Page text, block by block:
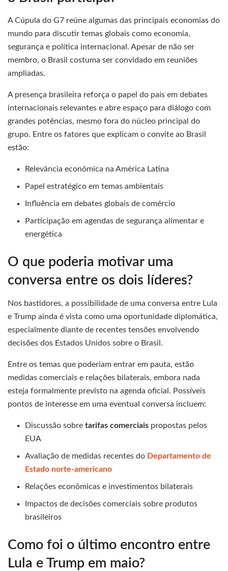
A Cúpula do G7 reúne algumas das principais economias do
mundo para discutir temas globais como economia,
segurança e política internacional. Apesar de não ser
membro, o Brasil costuma ser convidado em reuniões
ampliadas.
A presença brasileira reforça o papel do país em debates
internacionais relevantes e abre espaço para diálogo com
grandes potências, mesmo fora do núcleo principal do
grupo. Entre os fatores que explicam o convite ao Brasil
estão:
Relevância econômica na América Latina
Papel estratégico em temas ambientais
Influência em debates globais de comércio
Participação em agendas de segurança alimentar e
energética
O que poderia motivar uma
conversa entre os dois líderes?
Nos bastidores, a possibilidade de uma conversa entre Lula
e Trump ainda é vista como uma oportunidade diplomática,
especialmente diante de recentes tensões envolvendo
decisões dos Estados Unidos sobre o Brasil.
Entre os temas que poderiam entrar em pauta, estão
medidas comerciais e relações bilaterais, embora nada
esteja formalmente previsto na agenda oficial. Possíveis
pontos de interesse em uma eventual conversa incluem:
Discussão sobretarifas comerciais propostas pelos
EUA
Avaliação de medidas recentes do Departamento de
Estado norte-americano
Relações econômicas e investimentos bilaterais
Impactos de decisões comerciais sobre produtos
brasileiros
Como foi o último encontro entre
Lula e Trump em maio?